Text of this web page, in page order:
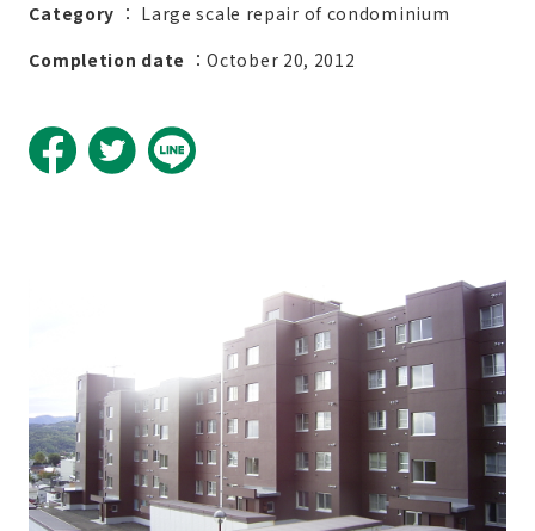
Category ： Large scale repair of condominium
Completion date ：October 20, 2012